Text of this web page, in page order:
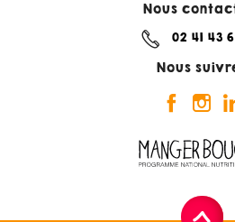
Nous
02 41 43
Nous